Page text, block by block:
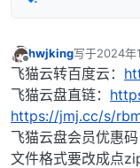
离线
hwjking写于2024年
最后由 编辑
飞猫云转百度云：
飞猫云盘直链：
https://jmj.cc/s/
飞猫云盘会员优惠
文件格式要改成点